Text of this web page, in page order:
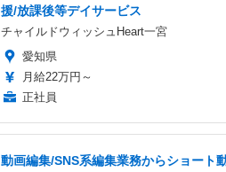
援/放課後等デイサービス
チャイルドウィッシュHeart一宮
愛知県
月給22万円～
正社員
動画編集/SNS系編集業務からショート